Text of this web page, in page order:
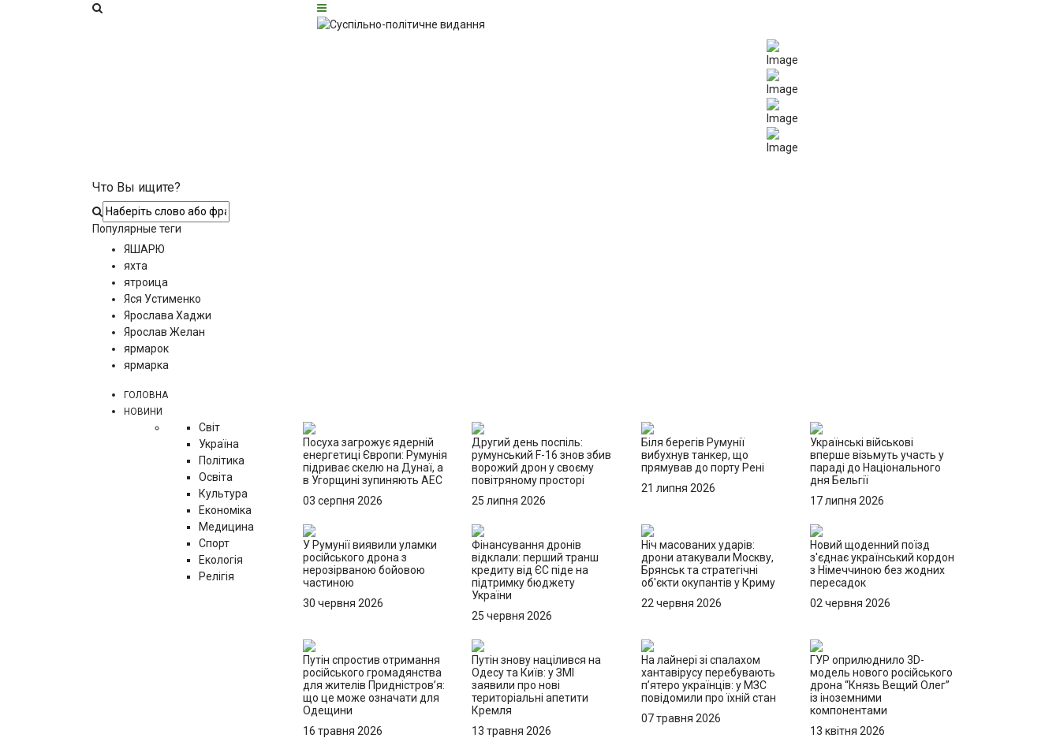
Что Вы ищите?
Популярные теги
ЯШАРЮ
яхта
ятроица
Яся Устименко
Ярослава Хаджи
Ярослав Желан
ярмарок
ярмарка
ГОЛОВНА
НОВИНИ
Світ
Україна
Політика
Освіта
Культура
Економіка
Медицина
Спорт
Екологія
Релігія
Посуха загрожує ядерній
енергетиці Європи: Румунія
підриває скелю на Дунаї, а
в Угорщині зупиняють АЕС
03 серпня 2026
Другий день поспіль:
румунський F-16 знов збив
ворожий дрон у своєму
повітряному просторі
25 липня 2026
Біля берегів Румунії
вибухнув танкер, що
прямував до порту Рені
21 липня 2026
Українські військові
вперше візьмуть участь у
параді до Національного
дня Бельгії
17 липня 2026
У Румунії виявили уламки
російського дрона з
нерозірваною бойовою
частиною
30 червня 2026
Фінансування дронів
відклали: перший транш
кредиту від ЄС піде на
підтримку бюджету
України
25 червня 2026
Ніч масованих ударів:
дрони атакували Москву,
Брянськ та стратегічні
об'єкти окупантів у Криму
22 червня 2026
Новий щоденний поїзд
з'єднає український кордон
з Німеччиною без жодних
пересадок
02 червня 2026
Путін спростив отримання
російського громадянства
для жителів Придністров’я:
що це може означати для
Одещини
16 травня 2026
Путін знову націлився на
Одесу та Київ: у ЗМІ
заявили про нові
територіальні апетити
Кремля
13 травня 2026
На лайнері зі спалахом
хантавірусу перебувають
п’ятеро українців: у МЗС
повідомили про їхній стан
07 травня 2026
ГУР оприлюднило 3D-
модель нового російського
дрона “Князь Вещий Олег”
із іноземними
компонентами
13 квітня 2026